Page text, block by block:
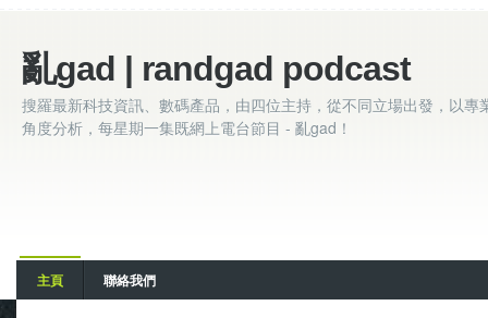
亂gad | randgad podcast
搜羅最新科技資訊、數碼產品，由四位主持，從不同立場出發，以專
角度分析，每星期一集既網上電台節目 - 亂gad！
主頁 聯絡我們